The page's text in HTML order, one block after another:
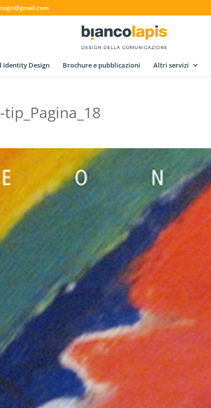
Identity Design Brochure e pubblicazioni Altri servizi